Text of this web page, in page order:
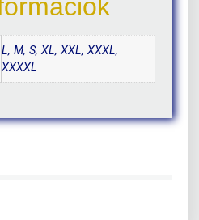
L, M, S, XL, XXL, XXXL,
XXXXL